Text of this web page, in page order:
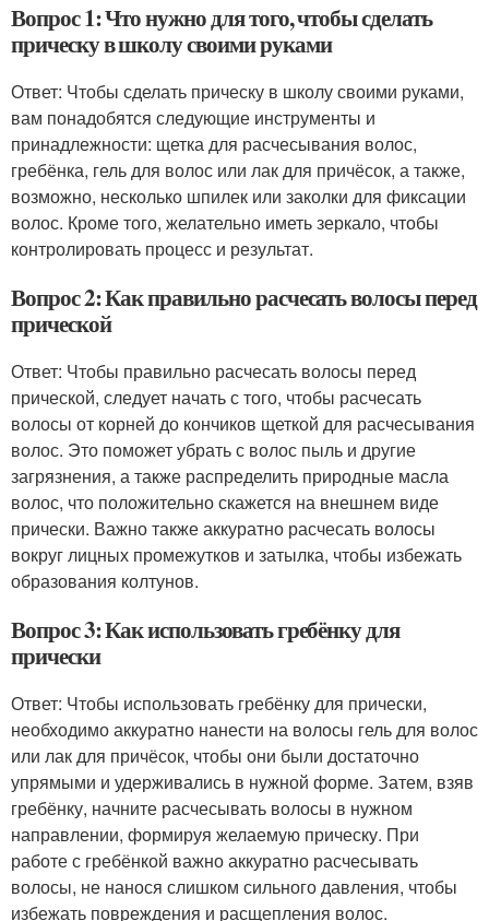
Вопрос 1: Что нужно для того, чтобы сделать
прическу в школу своими руками
Ответ: Чтобы сделать прическу в школу своими руками,
вам понадобятся следующие инструменты и
принадлежности: щетка для расчесывания волос,
гребёнка, гель для волос или лак для причёсок, а также,
возможно, несколько шпилек или заколки для фиксации
волос. Кроме того, желательно иметь зеркало, чтобы
контролировать процесс и результат.
Вопрос 2: Как правильно расчесать волосы перед
прической
Ответ: Чтобы правильно расчесать волосы перед
прической, следует начать с того, чтобы расчесать
волосы от корней до кончиков щеткой для расчесывания
волос. Это поможет убрать с волос пыль и другие
загрязнения, а также распределить природные масла
волос, что положительно скажется на внешнем виде
прически. Важно также аккуратно расчесать волосы
вокруг лицных промежутков и затылка, чтобы избежать
образования колтунов.
Вопрос 3: Как использовать гребёнку для
прически
Ответ: Чтобы использовать гребёнку для прически,
необходимо аккуратно нанести на волосы гель для волос
или лак для причёсок, чтобы они были достаточно
упрямыми и удерживались в нужной форме. Затем, взяв
гребёнку, начните расчесывать волосы в нужном
направлении, формируя желаемую прическу. При
работе с гребёнкой важно аккуратно расчесывать
волосы, не нанося слишком сильного давления, чтобы
избежать повреждения и расщепления волос.